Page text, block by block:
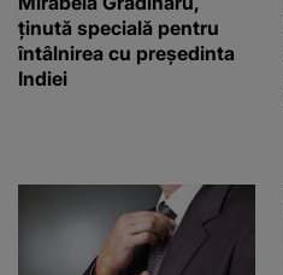
ţinută specială pentru
întâlnirea cu preşedinta
Indiei